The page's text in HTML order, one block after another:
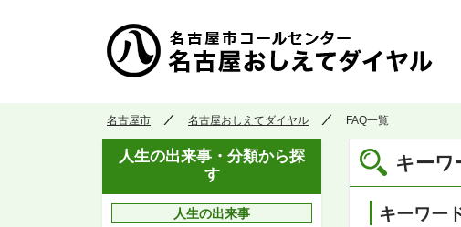
名古屋市 名古屋おしえてダイヤル FAQ一覧
キーワ
キーワー
人生の出来事・分類から探
す
人生の出来事